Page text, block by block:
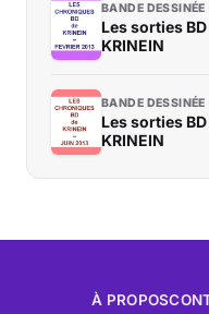
BANDE DESSINÉE
Les sorties
KRINEIN
BANDE DESSINÉE
Les sorties
KRINEIN
À PROPOS